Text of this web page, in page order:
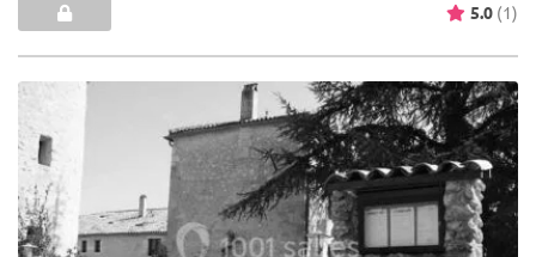
5.0 (1)